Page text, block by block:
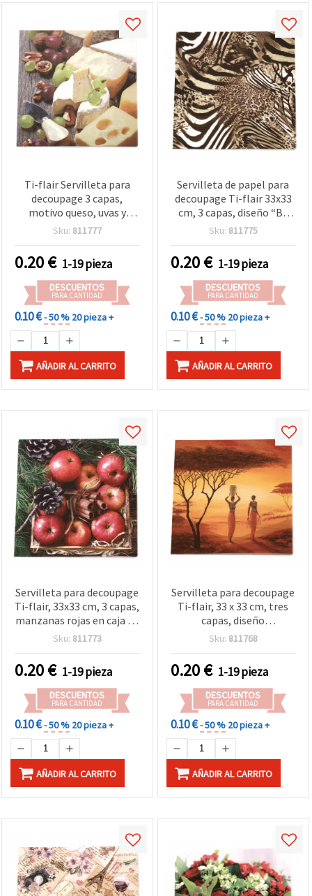
Ti-flair Servilleta para
decoupage 3 capas,
motivo queso, uvas y
nueces, 33 x 33 cm - 1
Sku: 811777
0.20€ 1-19 pieza
DESCUENTOS
PARA CANTIDAD
0.10 €- 50 % 20 pieza +
AÑADIR AL CARRITO
Servilleta de papel para
decoupage Ti-flair 33x33
cm, 3 capas, diseño “Be
Wild“ - 1 unidad
Sku: 811775
0.20€ 1-19 pieza
DESCUENTOS
PARA CANTIDAD
0.10 €- 50 % 20 pieza +
AÑADIR AL CARRITO
Servilleta para decoupage
Ti-flair, 33x33 cm, 3 capas,
manzanas rojas en caja de
madera - 1 unidad
Sku: 811773
0.20€ 1-19 pieza
DESCUENTOS
PARA CANTIDAD
0.10 €- 50 % 20 pieza +
AÑADIR AL CARRITO
Servilleta para decoupage
Ti-flair, 33 x 33 cm, tres
capas, diseño
“Preparando un nuevo
Sku: 811768
0.20€ 1-19 pieza
DESCUENTOS
PARA CANTIDAD
0.10 €- 50 % 20 pieza +
AÑADIR AL CARRITO